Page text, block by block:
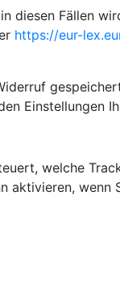
diesen Fällen
https://eur-
Einstellungen
welche
wenn